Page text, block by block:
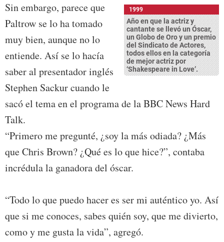
1999
Año en que la actriz y
cantante se llevó un Óscar,
un Globo de Oro y un premio
del Sindicato de Actores,
todos ellos en la categoría
de mejor actriz por
‘Shakespeare in Love’.
Sin embargo, parece que
Paltrow se lo ha tomado
muy bien, aunque no lo
entiende. Así se lo hacía
saber al presentador inglés
Stephen Sackur cuando le
sacó el tema en el programa de la BBC News Hard
Talk.
“Primero me pregunté, ¿soy la más odiada? ¿Más
que Chris Brown? ¿Qué es lo que hice?”, contaba
incrédula la ganadora del óscar.
“Todo lo que puedo hacer es ser mi auténtico yo. Así
que si me conoces, sabes quién soy, que me divierto,
como y me gusta la vida”, agregó.